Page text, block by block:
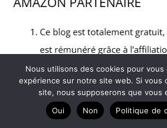
Nous utilisons des cookies pour vous
expérience sur notre site web. Si vous
site, nous supposerons que vous
Oui
Non Politique de